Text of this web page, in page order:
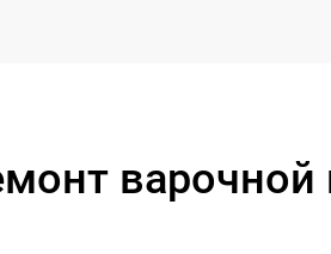
варочной